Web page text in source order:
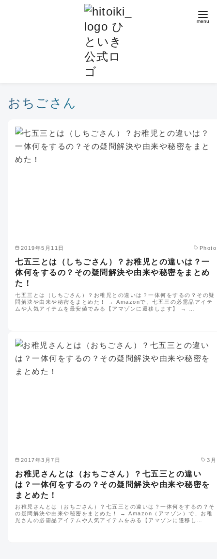
おちごさん
2019年5月11日 Photo
七五三とは（しちごさん）？お稚児との違いは？一
体何をするの？その疑問解決や由来や秘密をまとめ
た！
七五三とは（しちごさん）？お稚児との違いは？一体何をするの？その疑
問解決や由来や秘密をまとめた！ → Amazonで、七五三の必需品アイテ
ムや人気アイテムを最安値でみる【アマゾンに遷移します】 → …
2017年3月7日 3月
お稚児さんとは（おちごさん）？七五三との違い
は？一体何をするの？その疑問解決や由来や秘密を
まとめた！
お稚児さんとは（おちごさん）？七五三との違いは？一体何をするの？そ
の疑問解決や由来や秘密をまとめた！ → Amazon（アマゾン）で、お稚
児さんの必需品アイテムや人気アイテムをみる【アマゾンに遷移し…